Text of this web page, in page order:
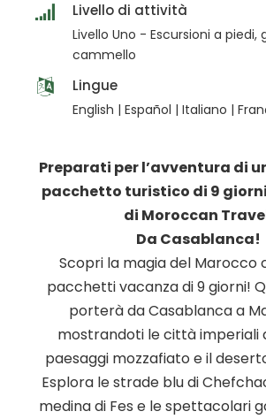
Livello di attività
Livello Uno - Escursioni a piedi,
cammello
Lingue
Preparati per l’avventura di
pacchetto turistico di 9
di Moroccan
Da Casablanca!
Scopri la magia del Marocco
pacchetti vacanza di 9 giorni!
porterà da Casablanca a
mostrandoti le città imperiali
paesaggi mozzafiato e il
Esplora le strade blu di
medina di Fes e le spettacolari